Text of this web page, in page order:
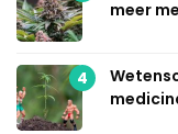
meer
4